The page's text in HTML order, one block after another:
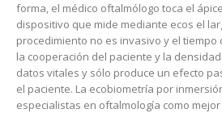
forma, el médico oftalmólogo toca el
dispositivo que mide mediante ecos el
procedimiento no es invasivo y el
la cooperación del paciente y la
datos vitales y sólo produce un efecto
el paciente. La ecobiometría por
especialistas en oftalmología como